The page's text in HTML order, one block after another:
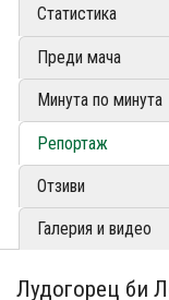
Статистика
Преди мача
Минута по минута
Репортаж
Отзиви
Галерия и видео
Лудогорец би